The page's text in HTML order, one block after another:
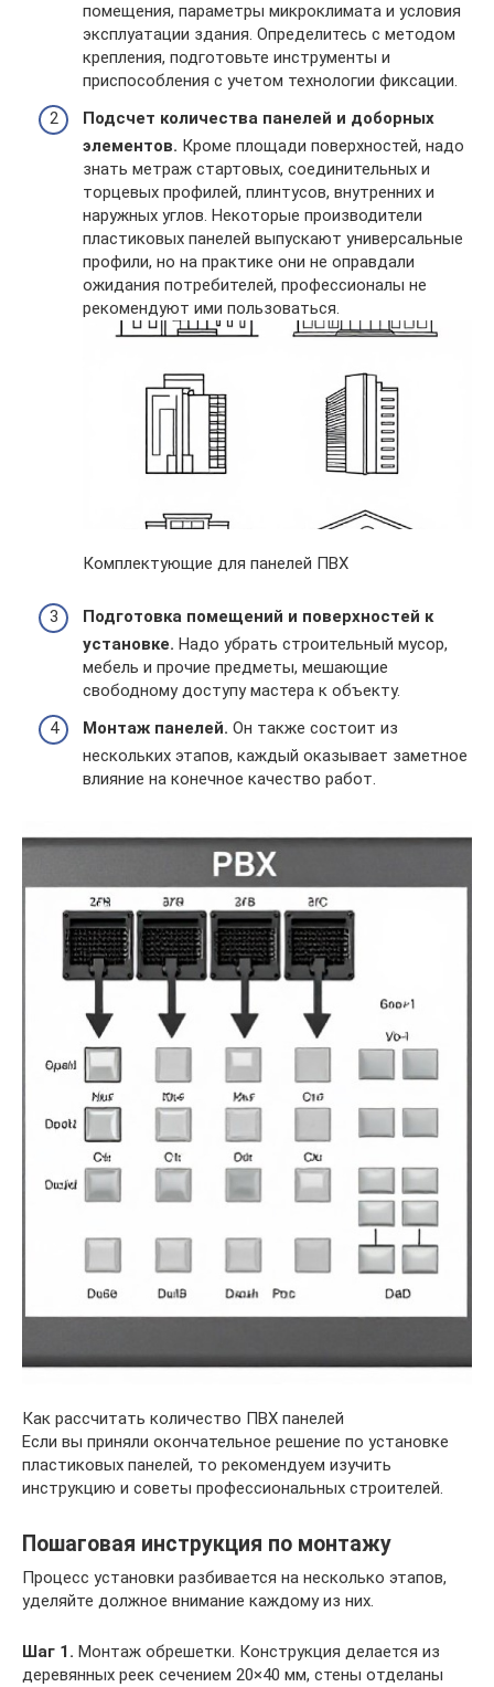
помещения, параметры микроклимата и условия
эксплуатации здания. Определитесь с методом
крепления, подготовьте инструменты и
приспособления с учетом технологии фиксации.
Подсчет количества панелей и доборных
элементов. Кроме площади поверхностей, надо
знать метраж стартовых, соединительных и
торцевых профилей, плинтусов, внутренних и
наружных углов. Некоторые производители
пластиковых панелей выпускают универсальные
профили, но на практике они не оправдали
ожидания потребителей, профессионалы не
рекомендуют ими пользоваться.
Комплектующие для панелей ПВХ
Подготовка помещений и поверхностей к
установке. Надо убрать строительный мусор,
мебель и прочие предметы, мешающие
свободному доступу мастера к объекту.
Монтаж панелей. Он также состоит из
нескольких этапов, каждый оказывает заметное
влияние на конечное качество работ.
Как рассчитать количество ПВХ панелей
Если вы приняли окончательное решение по установке
пластиковых панелей, то рекомендуем изучить
инструкцию и советы профессиональных строителей.
Пошаговая инструкция по монтажу
Процесс установки разбивается на несколько этапов,
уделяйте должное внимание каждому из них.
Шаг 1. Монтаж обрешетки. Конструкция делается из
деревянных реек сечением 20×40 мм, стены отделаны